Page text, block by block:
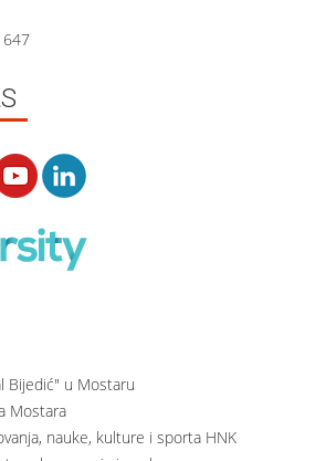
647
Bijedić" u Mostaru
Mostara
nauke, kulture i sporta HNK